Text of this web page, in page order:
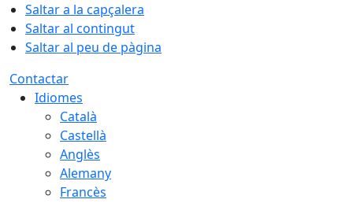
Saltar a la capçalera
Saltar al contingut
Saltar al peu de pàgina
Contactar
Idiomes
Català
Castellà
Anglès
Alemany
Francès